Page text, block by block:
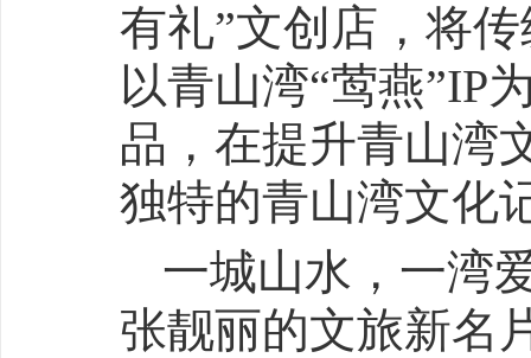
有礼”文创店，将
以青山湾“莺燕”IP
品，在提升青山湾
独特的青山湾文化
一城山水，一湾
张靓丽的文旅新名